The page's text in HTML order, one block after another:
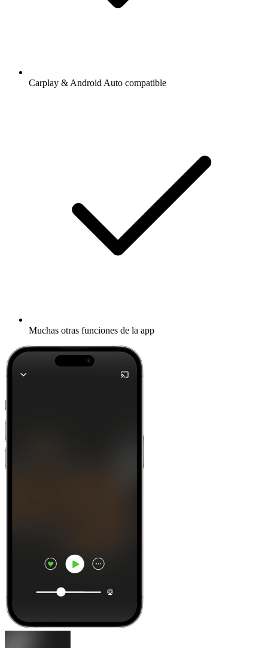
Carplay & Android Auto compatible
Muchas otras funciones de la app